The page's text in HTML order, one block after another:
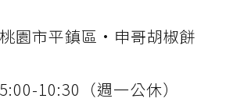
園市平鎮區·申哥胡椒餅
10:30（週一公休）